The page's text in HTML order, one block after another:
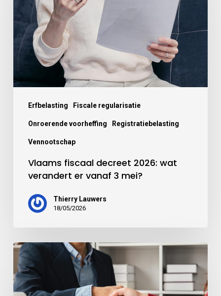
Erfbelasting Fiscale regularisatie
Onroerende voorheffing Registratiebelasting
Vennootschap
Vlaams fiscaal decreet 2026: wat
verandert er vanaf 3 mei?
Thierry Lauwers
18/05/2026